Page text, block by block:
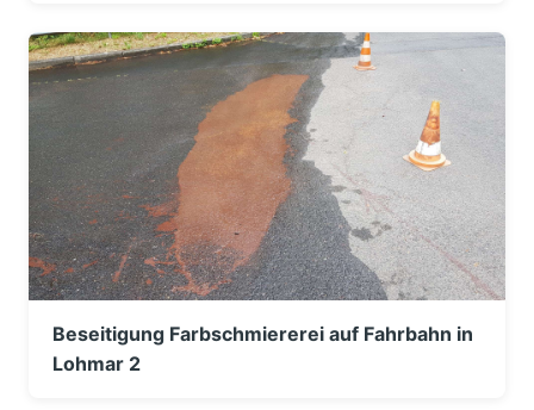
Beseitigung Farbschmiererei auf Fahrbahn in
Lohmar 2